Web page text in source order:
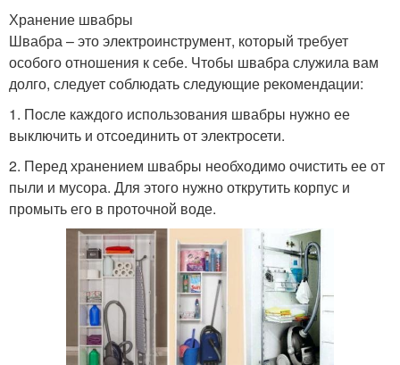
Хранение швабры
Швабра – это электроинструмент, который требует
особого отношения к себе. Чтобы швабра служила вам
долго, следует соблюдать следующие рекомендации:
1. После каждого использования швабры нужно ее
выключить и отсоединить от электросети.
2. Перед хранением швабры необходимо очистить ее от
пыли и мусора. Для этого нужно открутить корпус и
промыть его в проточной воде.